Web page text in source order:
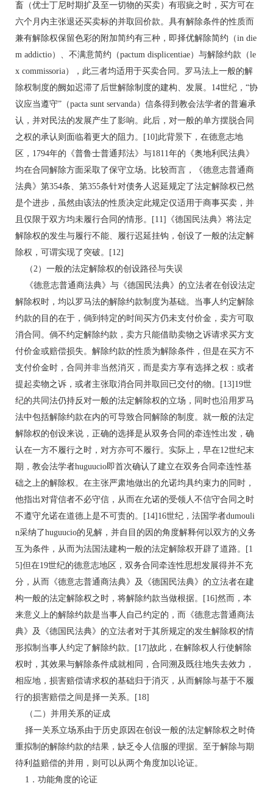
畜（优士丁尼时期扩及至一切物的买卖）有瑕疵之时，买方可在
六个月内主张退还买卖标的并取回价款。具有解除条件的性质而
兼有解除权保留色彩的附加简约有三种，即择优解除简约（in die
m addictio）、不满意简约（pactum displicentiae）与解除约款（le
x commissoria），此三者均适用于买卖合同。罗马法上一般的解
除权制度的阙如迟滞了后世解除制度的建构、发展。14世纪，“协
议应当遵守”（pacta sunt servanda）信条得到教会法学者的普遍承
认，并对民法的发展产生了影响。此后，对一般的单方摆脱合同
之权的承认则面临着更大的阻力。[10]此背景下，在德意志地
区，1794年的《普鲁士普通邦法》与1811年的《奥地利民法典》
均在合同解除方面采取了保守立场。比较而言，《德意志普通商
法典》第354条、第355条针对债务人迟延规定了法定解除权已然
是个进步，虽然由该法的性质决定此规定仅适用于商事买卖，并
且仅限于双方均未履行合同的情形。[11]《德国民法典》将法定
解除权的发生与履行不能、履行迟延挂钩，创设了一般的法定解
除权，可谓实现了突破。[12]
（2）一般的法定解除权的创设路径与失误
《德意志普通商法典》与《德国民法典》的立法者在创设法定
解除权时，均以罗马法的解除约款制度为基础。当事人约定解除
约款的目的在于，倘到特定的时间买方仍未支付价金，卖方可取
消合同。倘不约定解除约款，卖方只能借助卖物之诉请求买方支
付价金或赔偿损失。解除约款的性质为解除条件，但是在买方不
支付价金时，合同并非当然消灭，而是卖方享有选择之权：或者
提起卖物之诉，或者主张取消合同并取回已交付的物。[13]19世
纪的共同法仍持反对一般的法定解除权的立场，同时也沿用罗马
法中包括解除约款在内的可导致合同解除的制度。就一般的法定
解除权的创设来说，正确的选择是从双务合同的牵连性出发，确
认在一方不履行之时，对方亦可不履行。实际上，早在12世纪末
期，教会法学者huguucio即首次确认了建立在双务合同牵连性基
础之上的解除权。在主张严肃地做出的允诺均具约束力的同时，
他指出对背信者不必守信，从而在允诺的受领人不信守合同之时
不遵守允诺在道德上是不可责的。[14]16世纪，法国学者dumouli
n采纳了huguucio的见解，并自目的因的角度解释何以双方的义务
互为条件，从而为法国法建构一般的法定解除权开辟了道路。[1
5]但在19世纪的德意志地区，双务合同牵连性思想发展得并不充
分，从而《德意志普通商法典》及《德国民法典》的立法者在建
构一般的法定解除权之时，将解除约款当做根据。[16]然而，本
来意义上的解除约款是当事人自己约定的，而《德意志普通商法
典》及《德国民法典》的立法者对于其所规定的发生解除权的情
形拟制当事人约定了解除约款。[17]故此，在解除权人行使解除
权时，其效果与解除条件成就相同，合同溯及既往地失去效力，
相应地，损害赔偿请求权的基础归于消灭，从而解除与基于不履
行的损害赔偿之间是择一关系。[18]
（二）并用关系的证成
择一关系立场系由于历史原因在创设一般的法定解除权之时倚
重拟制的解除约款的结果，缺乏令人信服的理据。至于解除与期
待利益赔偿的并用，则可以从两个角度加以论证。
1．功能角度的论证